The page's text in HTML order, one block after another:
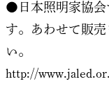
●日本照明家協会
す。あわせて販
い。
http://